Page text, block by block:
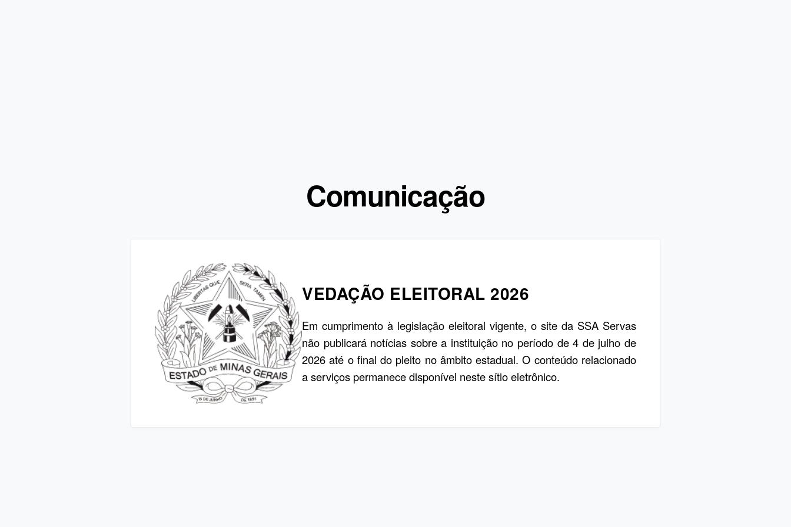
Comunicação
VEDAÇÃO ELEITORAL 2026
Em cumprimento à legislação eleitoral vigente, o site da SSA Servas
não publicará notícias sobre a instituição no período de 4 de julho de
2026 até o final do pleito no âmbito estadual. O conteúdo relacionado
a serviços permanece disponível neste sítio eletrônico.